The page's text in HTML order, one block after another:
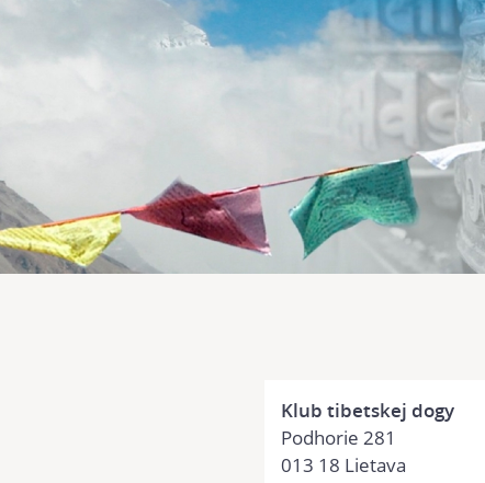
Klub tibetskej dogy
Podhorie 281
013 18 Lietava